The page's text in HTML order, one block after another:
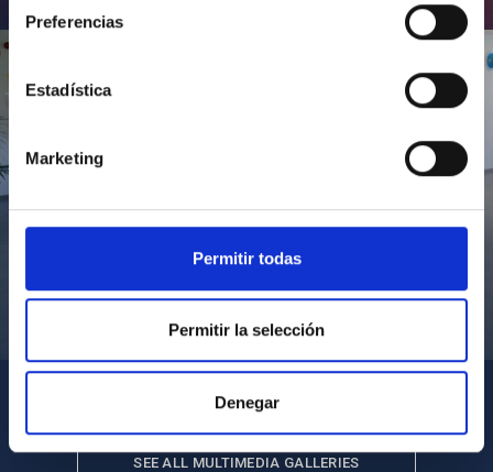
Preferencias
Estadística
Marketing
Permitir todas
Permitir la selección
Denegar
Visita del Presidente de Canarias al IACTEC
SEE ALL MULTIMEDIA GALLERIES